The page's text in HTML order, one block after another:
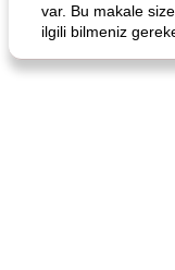
var. Bu makale
ilgili bilmeniz